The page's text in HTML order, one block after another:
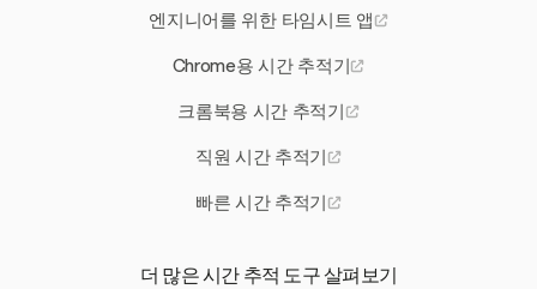
엔지니어를 위한 타임시트 앱
Chrome용 시간 추적기
크롬북용 시간 추적기
직원 시간 추적기
빠른 시간 추적기
더 많은 시간 추적 도구 살펴보기